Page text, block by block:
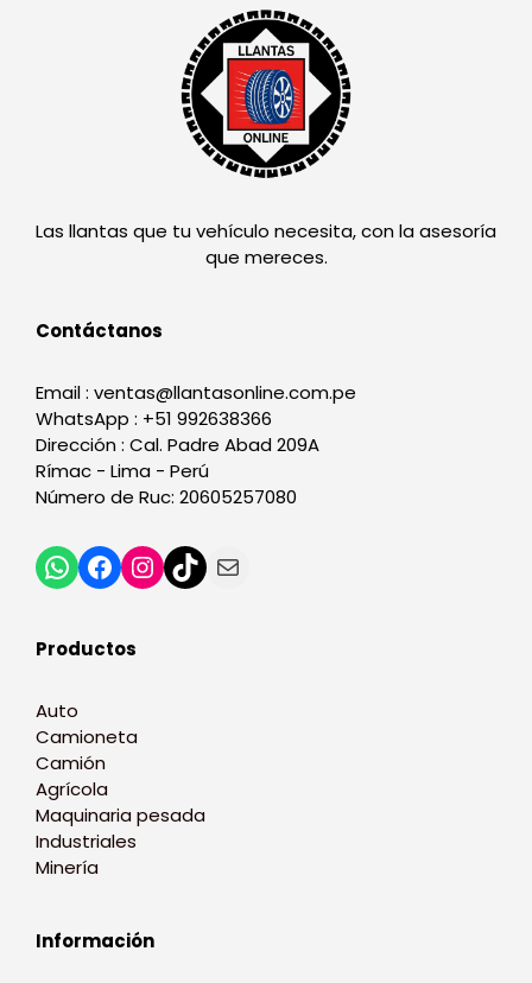
Las llantas que tu vehículo necesita, con la asesoría
que mereces.
Contáctanos
Email : ventas@llantasonline.com.pe
WhatsApp : +51 992638366
Dirección : Cal. Padre Abad 209A
Rímac - Lima - Perú
Número de Ruc: 20605257080
Productos
Auto
Camioneta
Camión
Agrícola
Maquinaria pesada
Industriales
Minería
Información